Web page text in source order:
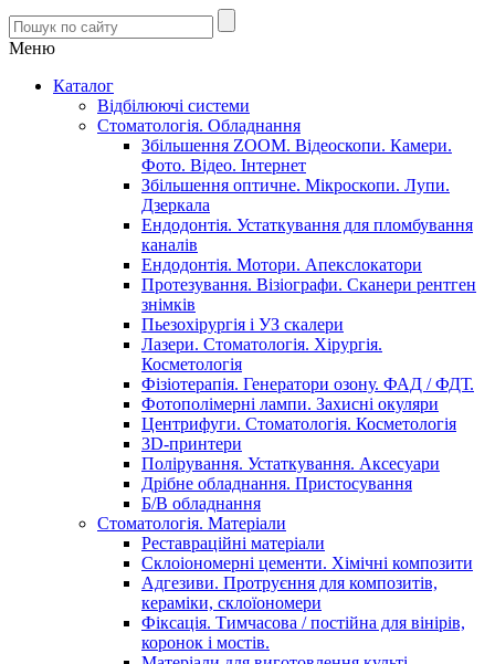
Меню
Каталог
Відбілюючі системи
Стоматологія. Обладнання
Збільшення ZOOM. Відеоскопи. Камери.
Фото. Відео. Інтернет
Збільшення оптичне. Мікроскопи. Лупи.
Дзеркала
Ендодонтія. Устаткування для пломбування
каналів
Ендодонтія. Мотори. Апекслокатори
Протезування. Візіографи. Сканери рентген
знімків
Пьезохірургія і УЗ cкалери
Лазери. Стоматологія. Хірургія.
Косметологія
Фізіотерапія. Генератори озону. ФАД / ФДТ.
Фотополімерні лампи. Захисні окуляри
Центрифуги. Стоматологія. Косметологія
3D-принтери
Полірування. Устаткування. Аксесуари
Дрібне обладнання. Пристосування
Б/В обладнання
Стоматологія. Матеріали
Реставраційні матеріали
Склоіономерні цементи. Хімічні композити
Адгезиви. Протруєння для композитів,
кераміки, склоїономери
Фіксація. Тимчасова / постійна для вінірів,
коронок і мостів.